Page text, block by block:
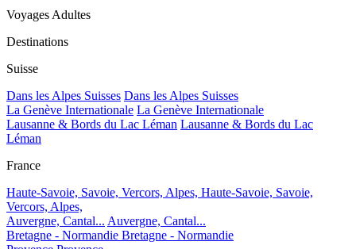
Voyages Adultes
Destinations
Suisse
Dans les Alpes Suisses Dans les Alpes Suisses
La Genève Internationale La Genève Internationale
Lausanne & Bords du Lac Léman Lausanne & Bords du Lac
Léman
France
Haute-Savoie, Savoie, Vercors, Alpes, Haute-Savoie, Savoie,
Vercors, Alpes,
Auvergne, Cantal... Auvergne, Cantal...
Bretagne - Normandie Bretagne - Normandie